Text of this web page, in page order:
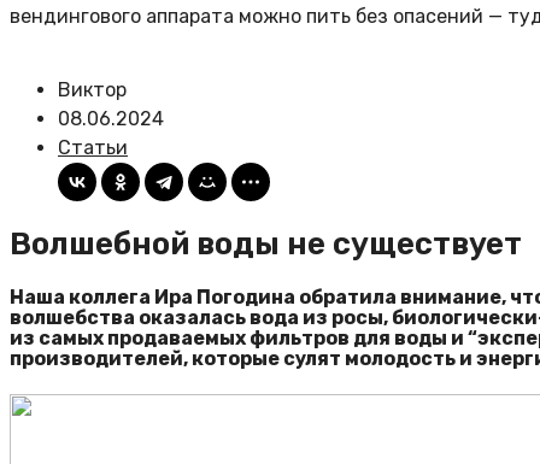
вендингового аппарата можно пить без опасений —
Виктор
08.06.2024
Статьи
Волшебной воды не существует
Наша коллега Ира Погодина обратила внимание,
волшебства оказалась вода из росы,
из самых продаваемых фильтров для воды и
производителей, которые сулят молодость и